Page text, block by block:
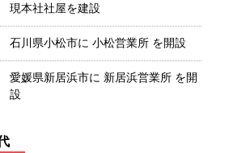
現本社社屋を建設
石川県小松市に 小松営業所 を開設
愛媛県新居浜市に 新居浜営業所 を開
設